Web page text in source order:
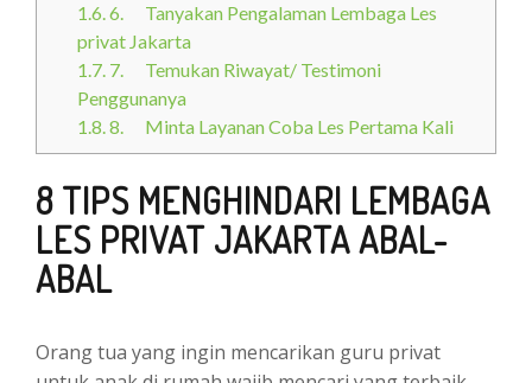
1.6.6. Tanyakan Pengalaman Lembaga Les
privat Jakarta
1.7. 7. Temukan Riwayat/ Testimoni
Penggunanya
1.8.8. Minta Layanan Coba Les Pertama Kali
8 TIPS MENGHINDARI LEMBAGA
LES PRIVAT JAKARTA ABAL-
ABAL
Orang tua yang ingin mencarikan guru privat